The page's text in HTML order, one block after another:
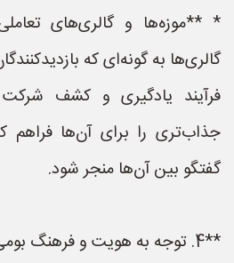
* **موزه‌ها و گالری‌های
گالری‌ها به گونه‌ای که
فرآیند یادگیری و کشف شرکت
جذاب‌تری را برای آن‌ها فراهم
گفتگو بین آن‌ها منجر شود.
**4. توجه به هویت و فرهنگ بومی:**